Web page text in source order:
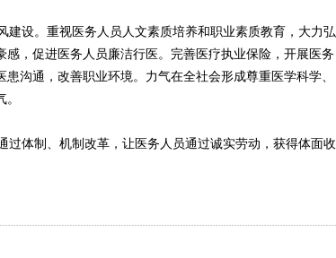
设。重视医务人员人文素质培养和职业素质教育，大力弘
，促进医务人员廉洁行医。完善医疗执业保险，开展医务
沟通，改善职业环境。力气在全社会形成尊重医学科学、
体制、机制改革，让医务人员通过诚实劳动，获得体面收